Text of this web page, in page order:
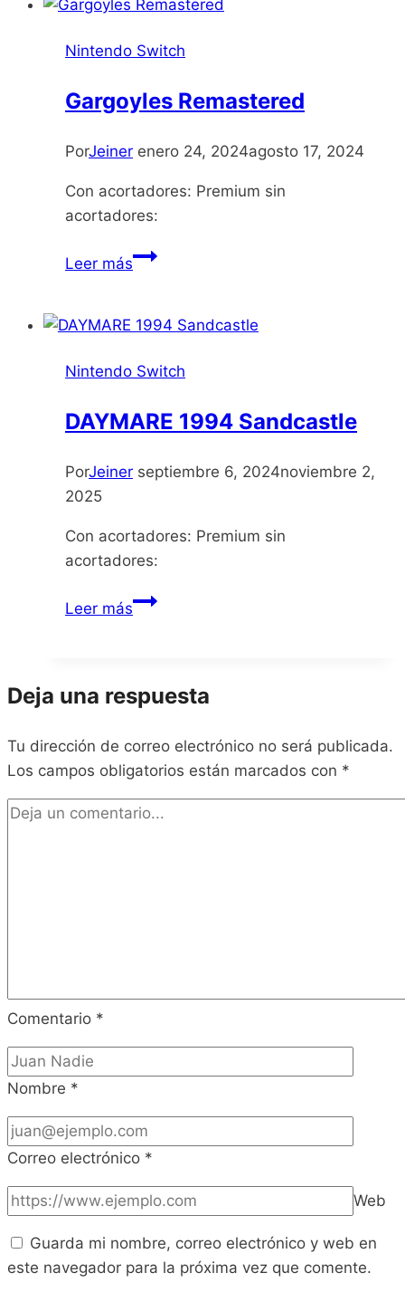
Nintendo Switch
Gargoyles Remastered
PorJeiner enero 24, 2024agosto 17, 2024
Con acortadores: Premium sin
acortadores:
Leer másGargoyles
Nintendo Switch
DAYMARE 1994 Sandcastle
PorJeiner septiembre 6, 2024noviembre 2,
2025
Con acortadores: Premium sin
acortadores:
Leer másDAYMARE
Deja una respuesta
Tu dirección de correo electrónico no será publicada.
Los campos obligatorios están marcados con *
Comentario *
Nombre *
Correo electrónico *
Web
Guarda mi nombre, correo electrónico y web en
este navegador para la próxima vez que comente.